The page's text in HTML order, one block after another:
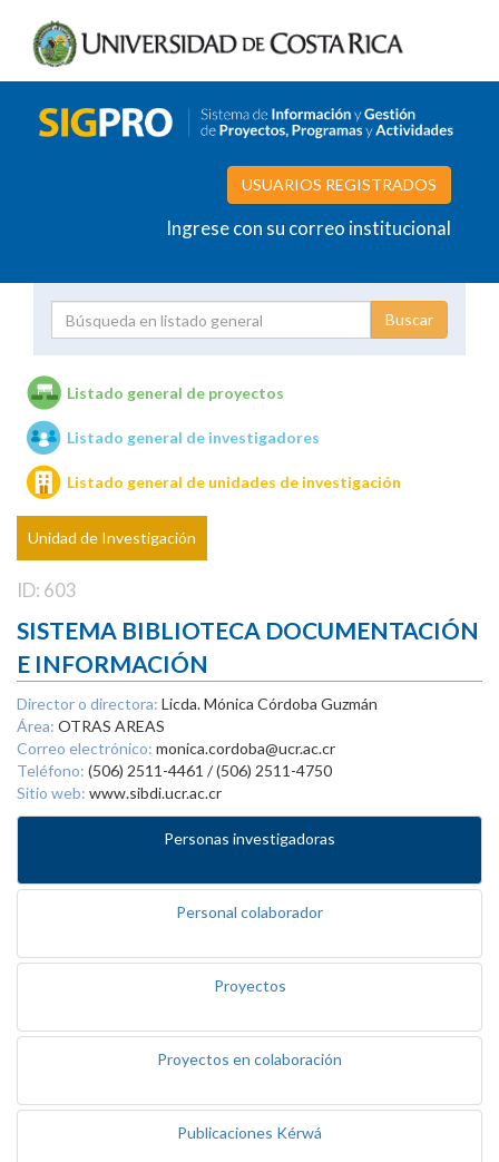
USUARIOS REGISTRADOS
Ingrese con su correo institucional
Unidades de investigación
Listado general de proyectos
Listado general de investigadores
Listado general de unidades de investigación
Unidad de Investigación
ID: 603
SISTEMA BIBLIOTECA DOCUMENTACIÓN
E INFORMACIÓN
Director o directora: Licda. Mónica Córdoba Guzmán
Área: OTRAS AREAS
Correo electrónico: monica.cordoba@ucr.ac.cr
Teléfono: (506) 2511-4461 / (506) 2511-4750
Sitio web: www.sibdi.ucr.ac.cr
Personas investigadoras
Personal colaborador
Proyectos
Proyectos en colaboración
Publicaciones Kérwá